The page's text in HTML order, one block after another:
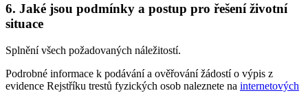
6. Jaké jsou podmínky a postup pro řešení životní
situace
Splnění všech požadovaných náležitostí.
Podrobné informace k podávání a ověřování žádostí o výpis z
evidence Rejstříku trestů fyzických osob naleznete na internetových